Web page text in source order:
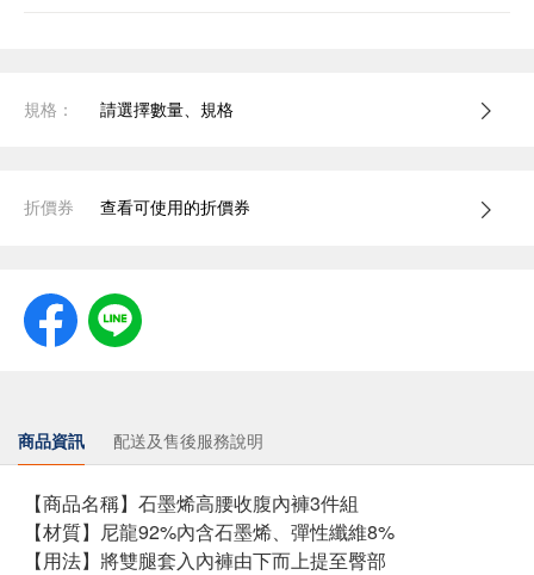
規格： 請選擇數量、規格
折價券 查看可使用的折價券
商品資訊 配送及售後服務說明
【商品名稱】石墨烯高腰收腹內褲3件組
【材質】尼龍92%內含石墨烯、彈性纖維8%
【用法】將雙腿套入內褲由下而上提至臀部